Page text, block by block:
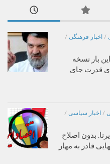
/ اخبار فرهنگی /
بار نسخه
قدرت جای
/ اخبار سیاسی /
بدون اصلاح
قادر به مهار